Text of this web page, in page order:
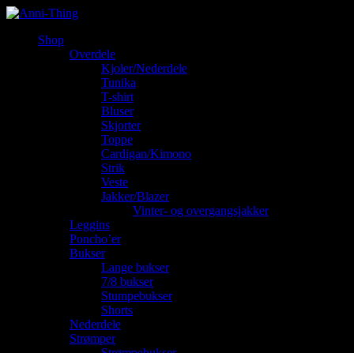
Shop
Overdele
Kjoler/Nederdele
Tunika
T-shirt
Bluser
Skjorter
Toppe
Cardigan/Kimono
Strik
Veste
Jakker/Blazer
Vinter- og overgangsjakker
Leggins
Poncho’er
Bukser
Lange bukser
7/8 bukser
Stumpebukser
Shorts
Nederdele
Strømper